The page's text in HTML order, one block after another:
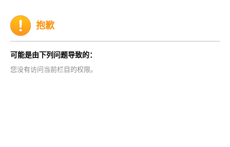
抱歉
可能是由下列问题导致的：
您没有访问当前栏目的权限。